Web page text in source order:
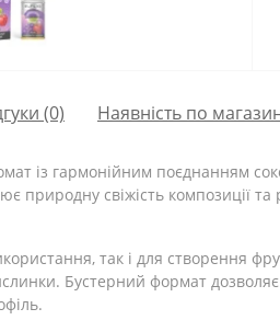
(0) Наявність по
із гармонійним поєднанням
природну свіжість композиції
так і для створення
Бустерний формат